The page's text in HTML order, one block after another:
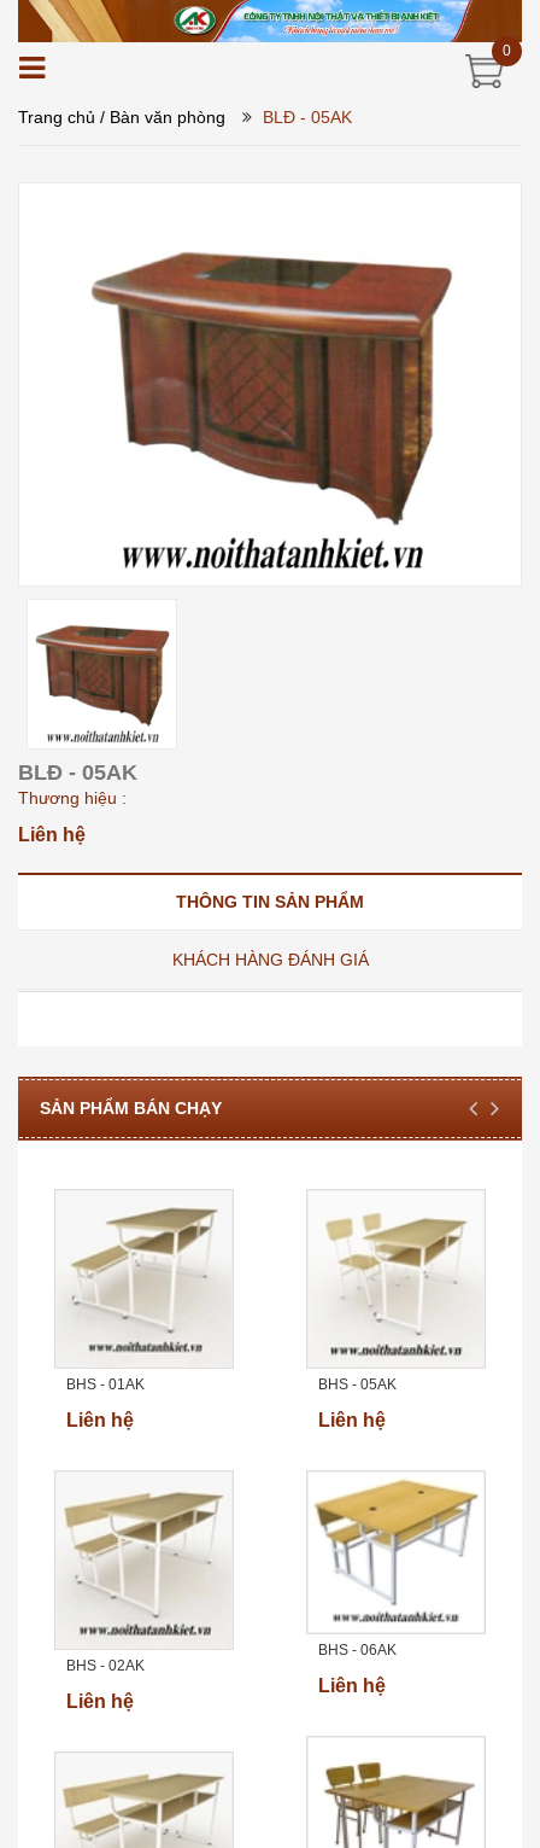
0
Trang chủ / Bàn văn phòng BLĐ - 05AK
BLĐ - 05AK
Thương hiệu :
Liên hệ
THÔNG TIN SẢN PHẨM
KHÁCH HÀNG ĐÁNH GIÁ
SẢN PHẨM BÁN CHẠY
BHS - 01AK
Liên hệ
BHS - 02AK
Liên hệ
BHS - 05AK
Liên hệ
BHS - 06AK
Liên hệ